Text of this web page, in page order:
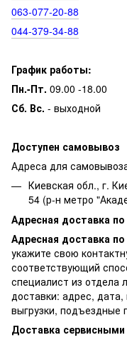
063‑077‑20‑88
044‑379‑34‑88
График работы:
Пн.-Пт. 09.00 -18.00
Сб. Вс. - выходной
Доступен самовывоз
Адреса для
Киевская обл., г.
54 (р-н метро
Адресная доставка
Адресная доставка по
укажите свою
соответствующий
специалист из отдела
доставки: адрес,
выгрузки, подъездные
Доставка